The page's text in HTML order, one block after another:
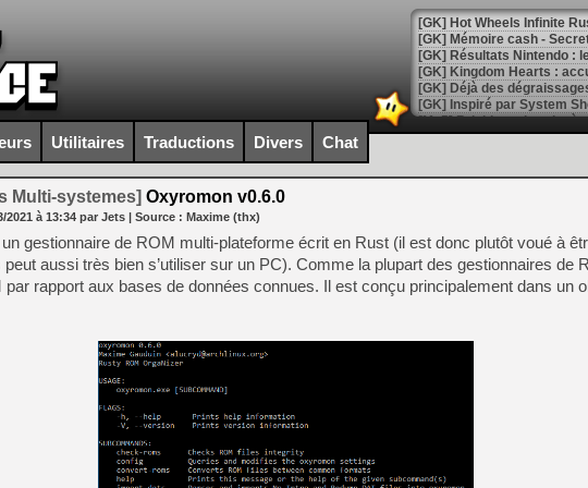
[GK] Hot Wheels Infinite
[GK] Mémoire cash -
[GK] Résultats Nintendo :
[GK] Déjà des
[Mo5] Brickboy cherche à
[GK] Minecraft et ses «
[GK] Beast of
[GK] Ubisoft : fin de partie
[GK] Mémoire cash -
[GK] Dan Houser (GTA)
[GK] Comment EA Sports
[GK] Crimson Moon : un
[GK] Isle of Reveries : le
[GK] Moonlighter 2 : The
[GK] Capcom relance
[Mo5] Deux inédits du
[GK] Le beat'em up The
[GK] Endless Legend 2 :
Utilitaires Traductions Divers Chat
Multi-systemes] Oxyromon v0.6.0
2021 à 13:34 par Jets | Source : Maxime (thx)
gestionnaire de ROM multi-plateforme écrit en Rust (il est donc plutôt voué à
aussi très bien s’utiliser sur un PC). Comme la plupart des gestionnaires de
rapport aux bases de données connues. Il est conçu principalement dans un